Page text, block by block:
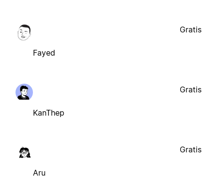
Fayed
Gratis
KanThep
Gratis
Aru
Gratis